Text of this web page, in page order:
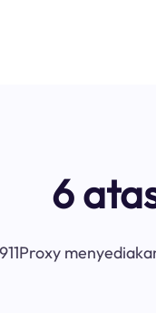
6
911Proxy